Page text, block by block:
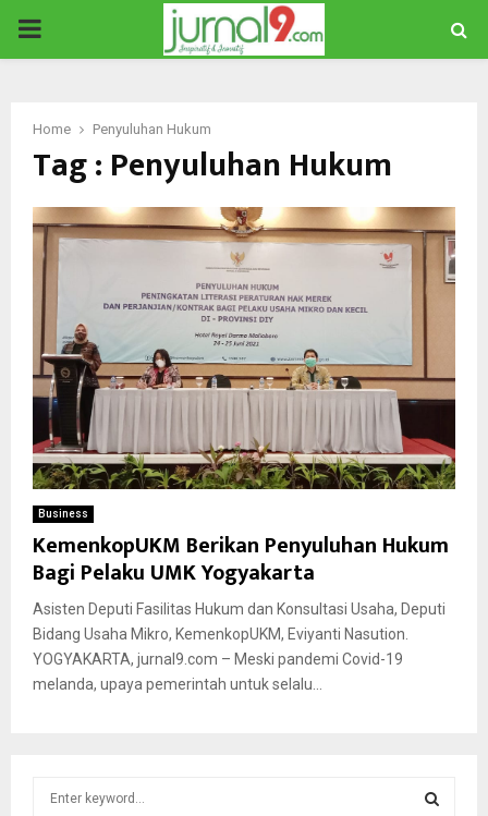
PRIMARY
Home Penyuluhan Hukum
Tag : Penyuluhan Hukum
Business
KemenkopUKM Berikan Penyuluhan Hukum
Bagi Pelaku UMK Yogyakarta
Asisten Deputi Fasilitas Hukum dan Konsultasi Usaha, Deputi
Bidang Usaha Mikro, KemenkopUKM, Eviyanti Nasution.
YOGYAKARTA, jurnal9.com – Meski pandemi Covid-19
melanda, upaya pemerintah untuk selalu...